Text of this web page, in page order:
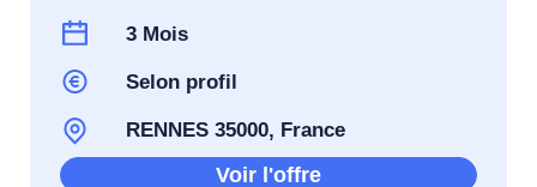
3 Mois
Selon profil
RENNES 35000, France
Voir l'offre